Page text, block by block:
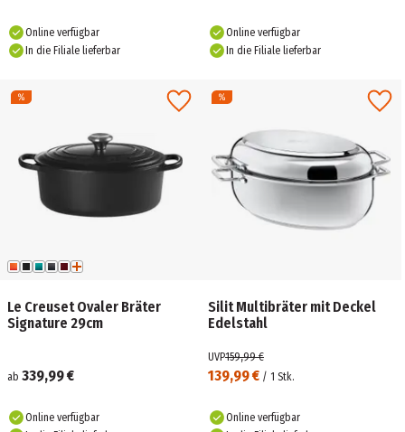
Online verfügbar
In die Filiale lieferbar
Online verfügbar
In die Filiale lieferbar
Le Creuset Ovaler Bräter
Signature 29cm
ab 339,99 €
Online verfügbar
Silit Multibräter mit Deckel
Edelstahl
139,99 € / 1 Stk.
UVP159,99 €
Online verfügbar